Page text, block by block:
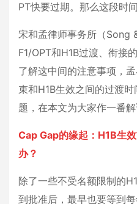
PT快要过期。那么这段时
宋和孟律师事务所（Song
F1/OPT和H1B过渡、衔接
了解这中间的注意事项，
束和H1B生效之间的过渡
题，在本文为大家作一番解
Cap Gap的缘起：H1B生
办？
除了一些不受名额限制的
到批准后，最早也要等到